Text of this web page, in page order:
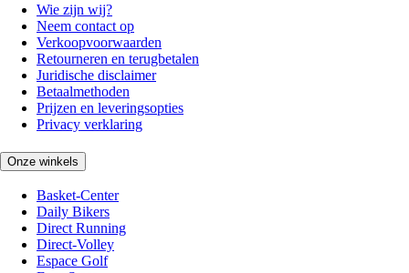
Wie zijn wij?
Neem contact op
Verkoopvoorwaarden
Retourneren en terugbetalen
Juridische disclaimer
Betaalmethoden
Prijzen en leveringsopties
Privacy verklaring
Onze winkels
Basket-Center
Daily Bikers
Direct Running
Direct-Volley
Espace Golf